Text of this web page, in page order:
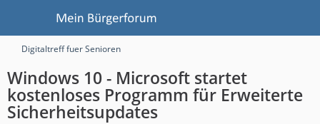
Digitaltreff fuer Senioren
Windows 10 - Microsoft startet
kostenloses Programm für Erweiterte
Sicherheitsupdates